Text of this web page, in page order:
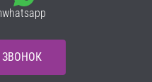
whatsapp